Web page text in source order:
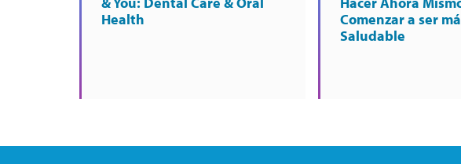
Health
Comenzar a ser
Saludable